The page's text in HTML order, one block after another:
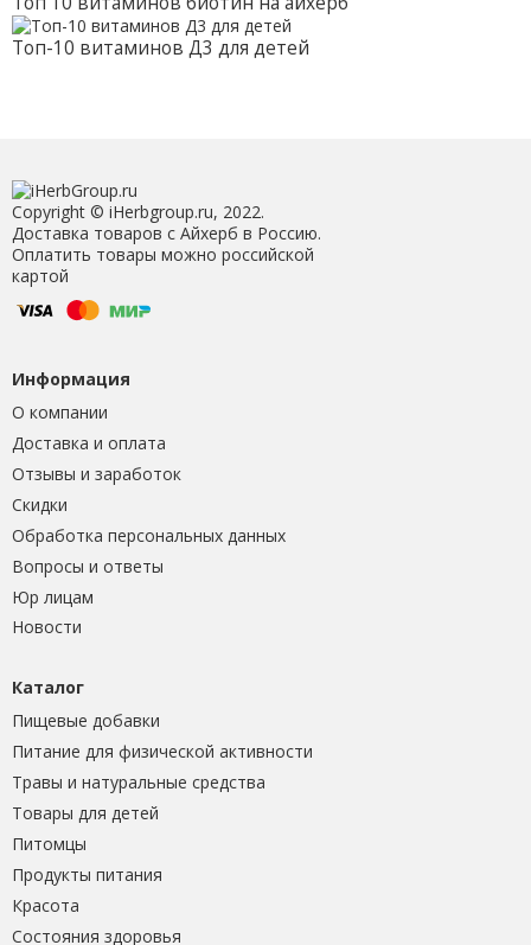
Топ-10 витаминов Д3 для детей
Copyright © iHerbgroup.ru, 2022.
Доставка товаров с Айхерб в Россию.
Оплатить товары можно российской
картой
Информация
О компании
Доставка и оплата
Отзывы и заработок
Скидки
Обработка персональных данных
Вопросы и ответы
Юр лицам
Новости
Каталог
Пищевые добавки
Питание для физической активности
Травы и натуральные средства
Товары для детей
Питомцы
Продукты питания
Красота
Состояния здоровья